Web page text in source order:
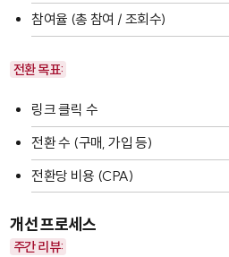
참여율 (총 참여 / 조회수)
전환 목표:
링크 클릭 수
전환 수 (구매, 가입 등)
전환당 비용 (CPA)
개선 프로세스
주간 리뷰: